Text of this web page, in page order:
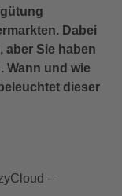
Dabei
aber Sie haben
Wann und wie
dieser
–